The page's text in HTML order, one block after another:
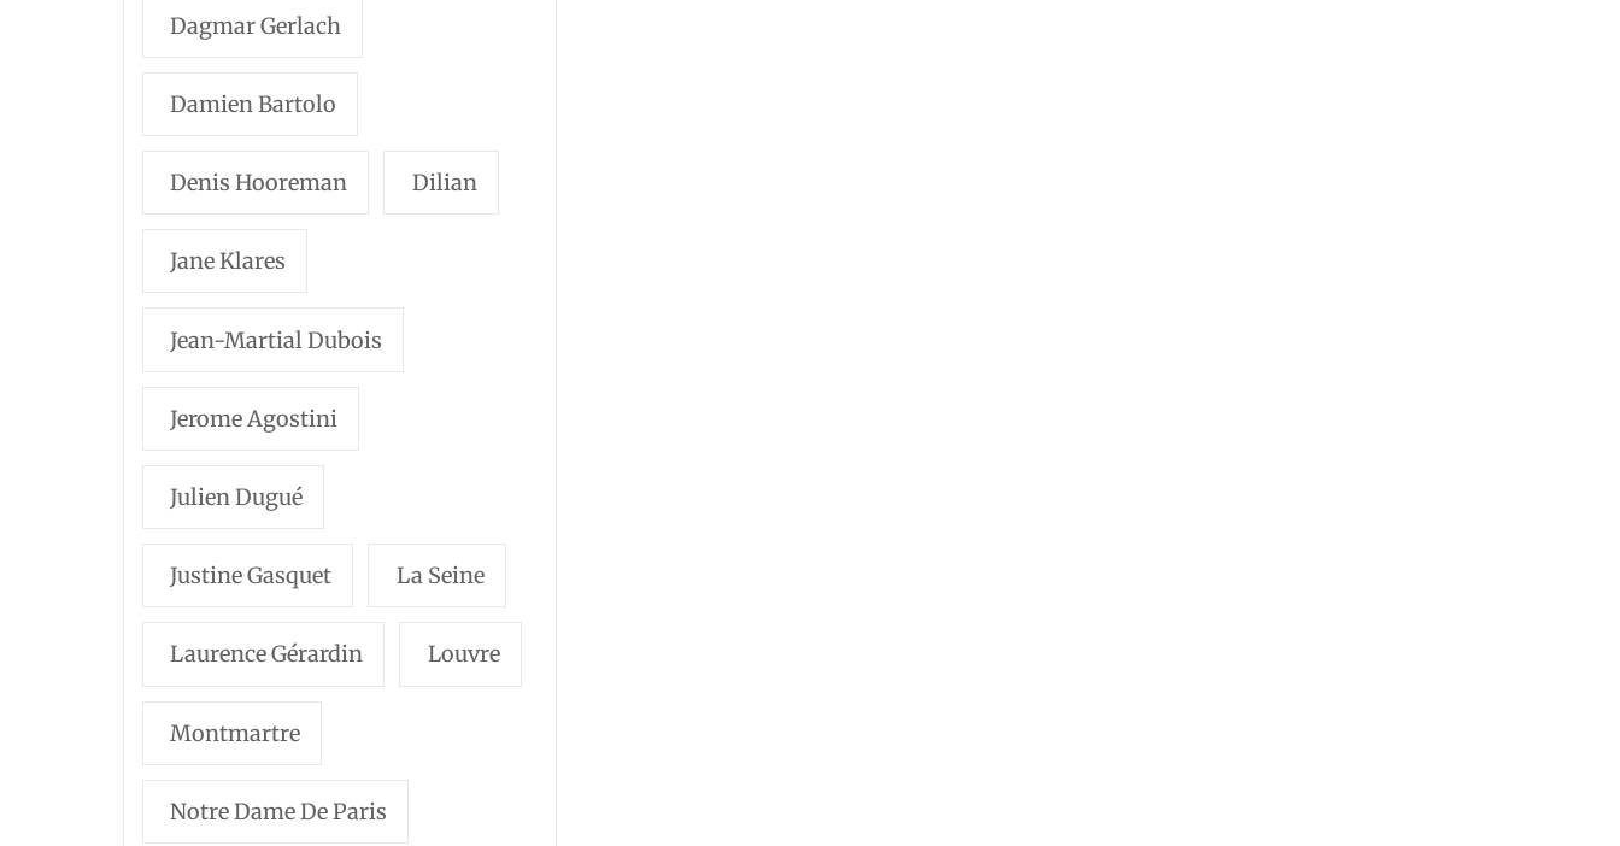
Dagmar Gerlach
Damien Bartolo
Denis Hooreman Dilian
Jane Klares
Jean-Martial Dubois
Jerome Agostini
Julien Dugué
Justine Gasquet La Seine
Laurence Gérardin Louvre
Montmartre
Notre Dame De Paris